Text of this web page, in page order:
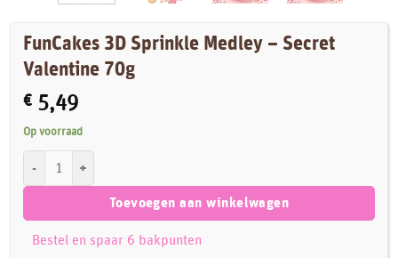
FunCakes 3D Sprinkle Medley – Secret
Valentine 70g
€ 5,49
Op voorraad
Toevoegen aan winkelwagen
Bestel en spaar 6 bakpunten